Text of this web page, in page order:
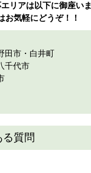
リアは以下に御座いま
お気軽にどうぞ！！
田市・白井町
千代市
質問